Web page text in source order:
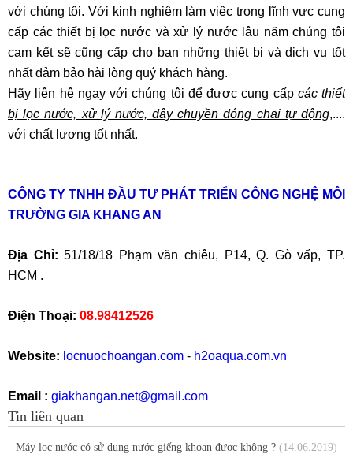
với chúng tôi. Với kinh nghiệm làm việc trong lĩnh vực cung
cấp các thiết bị lọc nước và xử lý nước lâu năm chúng tôi
cam kết sẽ cũng cấp cho bạn những thiết bị và dịch vụ tốt
nhất đảm bảo hài lòng quý khách hàng.
Hãy liên hệ ngay với chúng tôi để được cung cấp các thiết
bị lọc nước, xử lý nước, dây chuyền đóng chai tự động,....
với chất lượng tốt nhất.
CÔNG TY TNHH ĐẦU TƯ PHÁT TRIỂN CÔNG NGHỆ MÔI
TRƯỜNG GIA KHANG AN
Địa Chỉ: 51/18/18 Phạm văn chiêu, P14, Q. Gò vấp, TP.
HCM .
Điện Thoại: 08.98412526
Website: locnuochoangan.com - h2oaqua.com.vn
Email : giakhangan.net@gmail.com
Tin liên quan
Máy lọc nước có sử dụng nước giếng khoan được không ? (14.06.2019)